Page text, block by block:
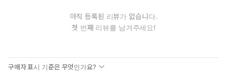
아직 등록된 리뷰가 없습니다.
첫 번째 리뷰를 남겨주세요!
구매자 표시 기준은 무엇인가요?